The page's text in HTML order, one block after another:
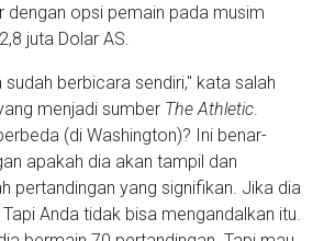
dengan opsi pemain pada musim
juta Dolar AS.
berbicara sendiri," kata salah
menjadi sumber The Athletic
(di Washington)? Ini benar-
apakah dia akan tampil dan
pertandingan yang signifikan. Jika dia
Anda tidak bisa mengandalkan itu.